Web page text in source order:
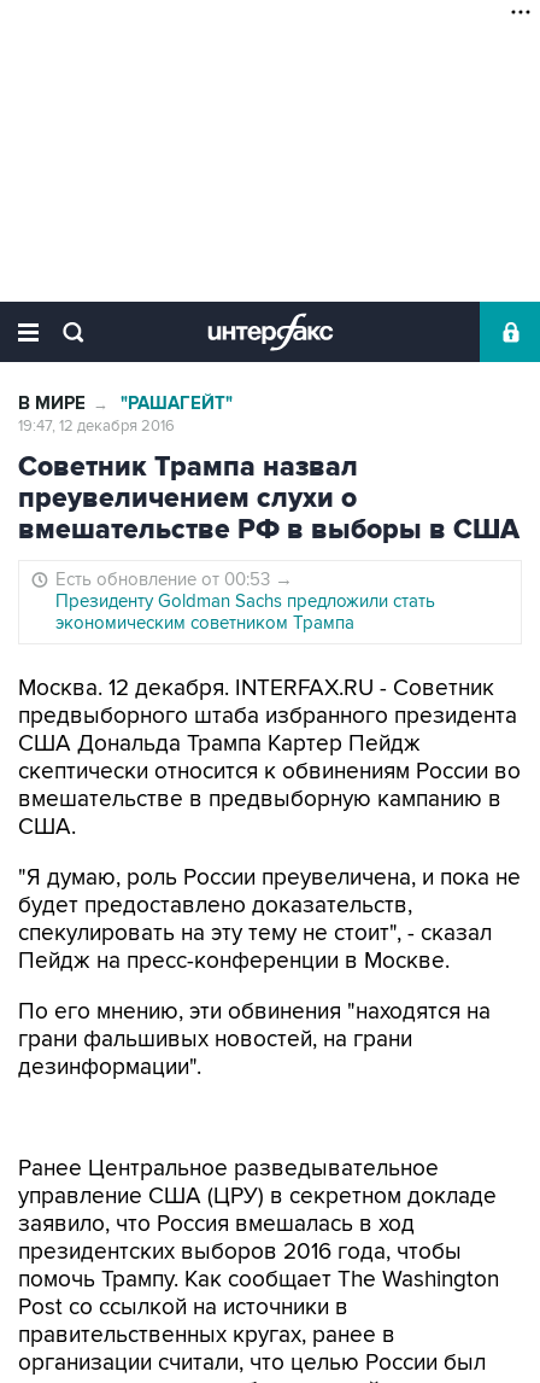
В МИРЕ → "РАШАГЕЙТ"
19:47, 12 декабря 2016
Советник Трампа назвал
преувеличением слухи о
вмешательстве РФ в выборы в США
Есть обновление от 00:53 →
Президенту Goldman Sachs предложили стать
экономическим советником Трампа
Москва. 12 декабря. INTERFAX.RU - Советник
предвыборного штаба избранного президента
США Дональда Трампа Картер Пейдж
скептически относится к обвинениям России во
вмешательстве в предвыборную кампанию в
США.
"Я думаю, роль России преувеличена, и пока не
будет предоставлено доказательств,
спекулировать на эту тему не стоит", - сказал
Пейдж на пресс-конференции в Москве.
По его мнению, эти обвинения "находятся на
грани фальшивых новостей, на грани
дезинформации".
заявило, что Россия вмешалась в ход
президентских выборов 2016 года, чтобы
помочь Трампу. Как сообщает The Washington
Post со ссылкой на источники в
правительственных кругах, ранее в
организации считали, что целью России был
подрыв доверия к избирательной системе
США.